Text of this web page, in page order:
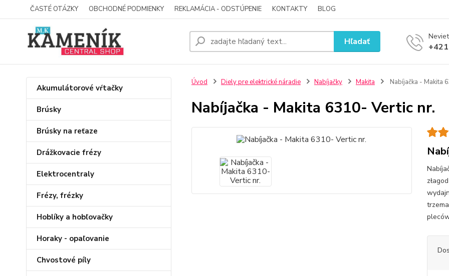
ČASTÉ OTÁZKY OBCHODNÉ PODMIENKY REKLAMÁCIA - ODSTÚPENIE KONTAKTY BLOG
Hľadať
Akumulátorové vŕtačky
Brúsky
Brúsky na reťaze
Drážkovacie frézy
Elektrocentraly
Frézy, frézky
Hoblíky a hobľovačky
Horaky - opaľovanie
Chvostové píly
Úvod Diely pre elektrické náradie Nabíjačky Makita Nabíjačka - Makita
Nabíjačka - Makita 6310- Vertic nr.